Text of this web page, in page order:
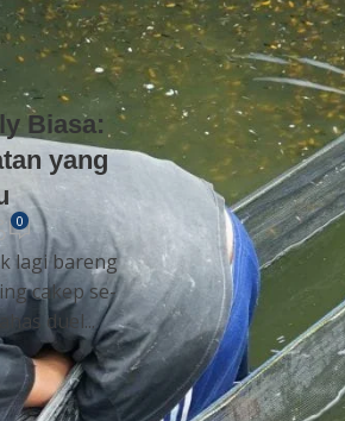
Biasa:
yang
0
lagi bareng
cakep se-
duel...
Molly
Channa
Koi
Koki
Guppy
Platy
Glofish
Danio
Manfish
Discuss
Palmas
Kura-kura